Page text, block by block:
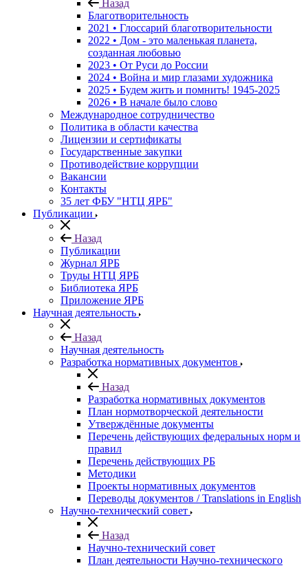
Назад
Благотворительность
2021 • Глоссарий благотворительности
2022 • Дом - это маленькая планета,
созданная любовью
2023 • От Руси до России
2024 • Война и мир глазами художника
2025 • Будем жить и помнить! 1945-2025
2026 • В начале было слово
Международное сотрудничество
Политика в области качества
Лицензии и сертификаты
Государственные закупки
Противодействие коррупции
Вакансии
Контакты
35 лет ФБУ "НТЦ ЯРБ"
Публикации
Назад
Публикации
Журнал ЯРБ
Труды НТЦ ЯРБ
Библиотека ЯРБ
Приложение ЯРБ
Научная деятельность
Назад
Научная деятельность
Разработка нормативных документов
Назад
Разработка нормативных документов
План нормотворческой деятельности
Утверждённые документы
Перечень действующих федеральных норм и
правил
Перечень действующих РБ
Методики
Проекты нормативных документов
Переводы документов / Translations in English
Научно-технический совет
Назад
Научно-технический совет
План деятельности Научно-технического